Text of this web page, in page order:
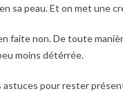
sa peau. Et on met une
faite non. De toute
moins détérrée.
pour rester